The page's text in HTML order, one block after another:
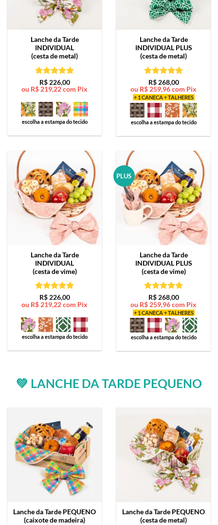
Lanche da Tarde
INDIVIDUAL
(cesta de metal)
Avaliação5
de 5
R$226,00
ou R$ 219,22com Pix
escolha a estampa do tecido
Lanche da Tarde
INDIVIDUAL PLUS
(cesta de metal)
Avaliação5
de 5
R$268,00
ou R$ 259,96com Pix
+ 1 CANECA + TALHERES
escolha a estampa do tecido
Lanche da Tarde
INDIVIDUAL
(cesta de vime)
Avaliação5
de 5
R$226,00
ou R$ 219,22com Pix
escolha a estampa do tecido
PLUS
Lanche da Tarde
INDIVIDUAL PLUS
(cesta de vime)
Avaliação5
de 5
R$268,00
ou R$ 259,96com Pix
+ 1 CANECA + TALHERES
escolha a estampa do tecido
💚 LANCHE DA TARDE PEQUENO
Lanche da Tarde PEQUENO
(caixote de madeira)
Lanche da Tarde PEQUENO
(cesta de metal)